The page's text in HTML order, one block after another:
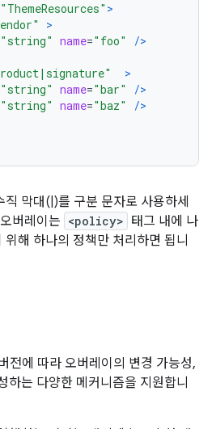
"ThemeResources" >
>
"string" name="foo"
/>
>
"string" name="bar"
/>
"string" name="baz"
/>
막대(|)를 구분 문자로 사용하세
버레이는 <policy> 태그 내에 나
해 하나의 정책만 처리하면 됩니
전에 따라 오버레이의 변경 가능성,
하는 다양한 메커니즘을 지원합니